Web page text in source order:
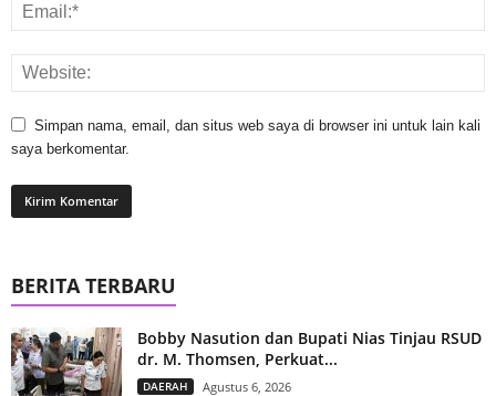
Simpan nama, email, dan situs web saya di browser ini untuk lain kali
saya berkomentar.
BERITA TERBARU
Bobby Nasution dan Bupati Nias Tinjau RSUD
dr. M. Thomsen, Perkuat...
DAERAH Agustus 6, 2026